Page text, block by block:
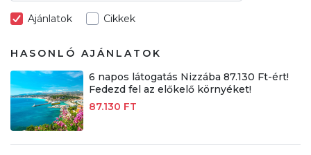
Ajánlatok Cikkek
HASONLÓ AJÁNLATOK
6 napos látogatás Nizzába 87.130 Ft-ért!
Fedezd fel az előkelő környéket!
87.130 FT